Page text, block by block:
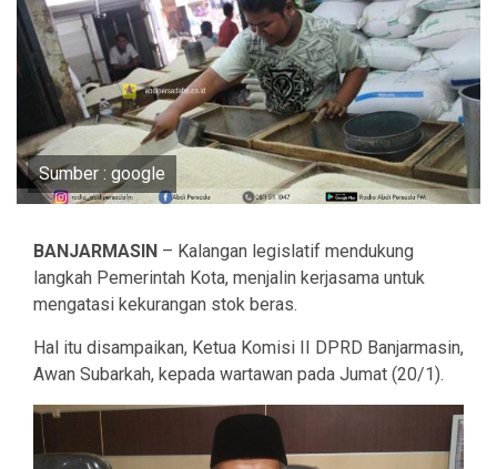
Sumber : google
BANJARMASIN – Kalangan legislatif mendukung
langkah Pemerintah Kota, menjalin kerjasama untuk
mengatasi kekurangan stok beras.
Hal itu disampaikan, Ketua Komisi II DPRD Banjarmasin,
Awan Subarkah, kepada wartawan pada Jumat (20/1).